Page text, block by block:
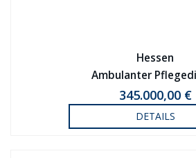
Hessen
Ambulanter
345.000,00 €
DETAILS